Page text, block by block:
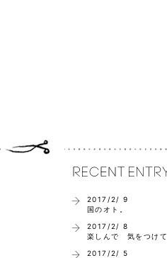
2017/2/ 9
国のオト。
2017/2/ 8
楽しんで 気をつけて
2017/2/ 5